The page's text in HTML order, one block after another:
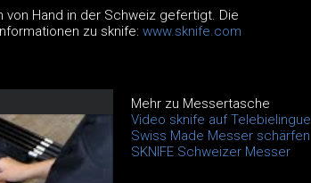
Hand in der Schweiz gefertigt. Die
zu sknife: www.sknife.com
Mehr zu Messertasche
Video sknife auf Telebielingue
Swiss Made Messer schärfen
SKNIFE Schweizer Messer